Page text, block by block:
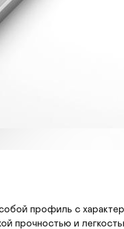
профиль с
прочностью и